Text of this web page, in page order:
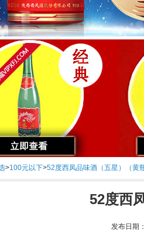
>100元以下>52度西凤品味酒（五星）（黄
52度西
发布日期